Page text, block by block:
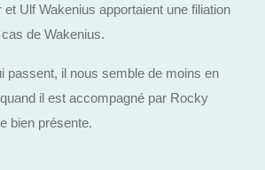
Ulf Wakenius apportaient une filiation
de Wakenius.
passent, il nous semble de moins en
il est accompagné par Rocky
bien présente.